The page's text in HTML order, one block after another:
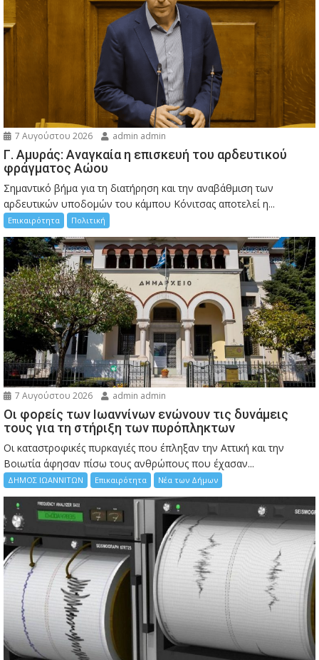
7 Αυγούστου 2026 admin admin
Γ. Αμυράς: Αναγκαία η επισκευή του αρδευτικού
φράγματος Αώου
Σημαντικό βήμα για τη διατήρηση και την αναβάθμιση των
αρδευτικών υποδομών του κάμπου Κόνιτσας αποτελεί η...
Επικαιρότητα Πολιτική
7 Αυγούστου 2026 admin admin
Οι φορείς των Ιωαννίνων ενώνουν τις δυνάμεις
τους για τη στήριξη των πυρόπληκτων
Οι καταστροφικές πυρκαγιές που έπληξαν την Αττική και την
Bοιωτία άφησαν πίσω τους ανθρώπους που έχασαν...
ΔΗΜΟΣ ΙΩΑΝΝΙΤΩΝ Επικαιρότητα Νέα των Δήμων